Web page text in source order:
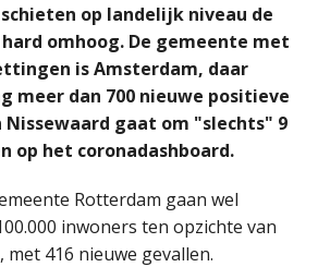
op landelijk niveau de
omhoog. De gemeente met
is Amsterdam, daar
meer dan 700 nieuwe positieve
gaat om "slechts" 9
op het coronadashboard.
Rotterdam gaan wel
inwoners ten opzichte van
met 416 nieuwe gevallen.